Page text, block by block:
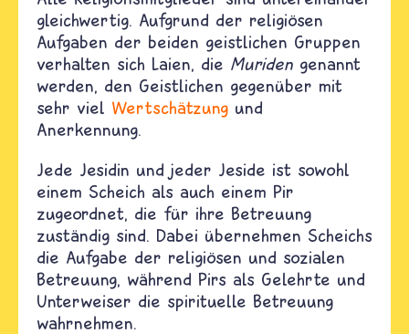
gleichwertig. Aufgrund der religiösen
Aufgaben der beiden geistlichen Gruppen
verhalten sich Laien, die Muriden genannt
werden, den Geistlichen gegenüber mit
sehr viel Wertschätzung und
Anerkennung.
Jede Jesidin und jeder Jeside ist sowohl
einem Scheich als auch einem Pir
zugeordnet, die für ihre Betreuung
zuständig sind. Dabei übernehmen Scheichs
die Aufgabe der religiösen und sozialen
Betreuung, während Pirs als Gelehrte und
Unterweiser die spirituelle Betreuung
wahrnehmen.